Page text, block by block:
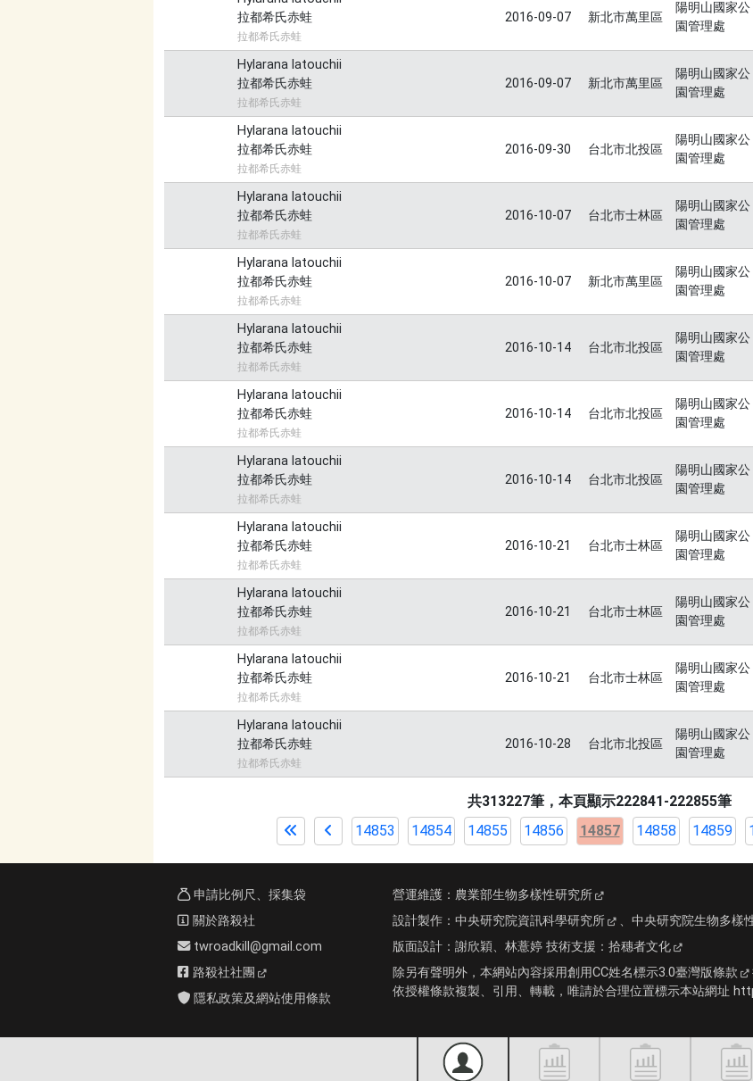
拉都希氏赤蛙
拉都希氏赤蛙
2016-09-07 新北市萬里區
陽明山國家公
園管理處
Hylarana latouchii
拉都希氏赤蛙
拉都希氏赤蛙
2016-09-07 新北市萬里區
陽明山國家公
園管理處
Hylarana latouchii
拉都希氏赤蛙
拉都希氏赤蛙
2016-09-30 台北市北投區
陽明山國家公
園管理處
Hylarana latouchii
拉都希氏赤蛙
拉都希氏赤蛙
2016-10-07 台北市士林區
陽明山國家公
園管理處
Hylarana latouchii
拉都希氏赤蛙
拉都希氏赤蛙
2016-10-07 新北市萬里區
陽明山國家公
園管理處
Hylarana latouchii
拉都希氏赤蛙
拉都希氏赤蛙
2016-10-14 台北市北投區
陽明山國家公
園管理處
Hylarana latouchii
拉都希氏赤蛙
拉都希氏赤蛙
2016-10-14 台北市北投區
陽明山國家公
園管理處
Hylarana latouchii
拉都希氏赤蛙
拉都希氏赤蛙
2016-10-14 台北市北投區
陽明山國家公
園管理處
Hylarana latouchii
拉都希氏赤蛙
拉都希氏赤蛙
2016-10-21 台北市士林區
陽明山國家公
園管理處
Hylarana latouchii
拉都希氏赤蛙
拉都希氏赤蛙
2016-10-21 台北市士林區
陽明山國家公
園管理處
Hylarana latouchii
拉都希氏赤蛙
拉都希氏赤蛙
2016-10-21 台北市士林區
陽明山國家公
園管理處
Hylarana latouchii
拉都希氏赤蛙
拉都希氏赤蛙
2016-10-28 台北市北投區
陽明山國家公
園管理處
共313227筆，本頁顯示222841-222855筆
14853
14854 14855 14856 14857 14858 14859
申請比例尺、採集袋
關於路殺社
twroadkill@gmail.com
路殺社社團
隱私政策及網站使用條款
營運維護： 農業部生物多樣性研究所
設計製作： 中央研究院資訊科學研究所 、 中央研究院生物多樣
版面設計： 謝欣穎、林薏婷 技術支援： 拾穗者文化
除另有聲明外，本網站內容採用創用CC姓名標示3.0臺灣版條款
依授權條款複製、引用、轉載，唯請於合理位置標示本站網址